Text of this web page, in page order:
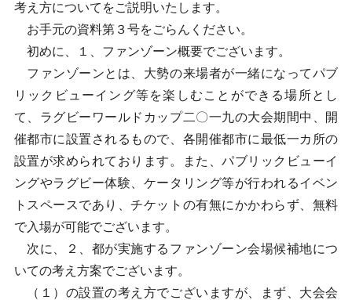
考え方についてをご説明いたします。
お手元の資料第３号をごらんください。
初めに、１、ファンゾーン概要でございます。
ファンゾーンとは、大勢の来場者が一緒になってパブ
リックビューイング等を楽しむことができる場所とし
て、ラグビーワールドカップ二〇一九の大会期間中、開
催都市に設置されるもので、各開催都市に最低一カ所の
設置が求められております。また、パブリックビューイ
ングやラグビー体験、ケータリング等が行われるイベン
トスペースであり、チケットの有無にかかわらず、無料
で入場が可能でございます。
次に、２、都が実施するファンゾーン会場候補地につ
いての考え方案でございます。
（１）の設置の考え方でございますが、まず、大会会